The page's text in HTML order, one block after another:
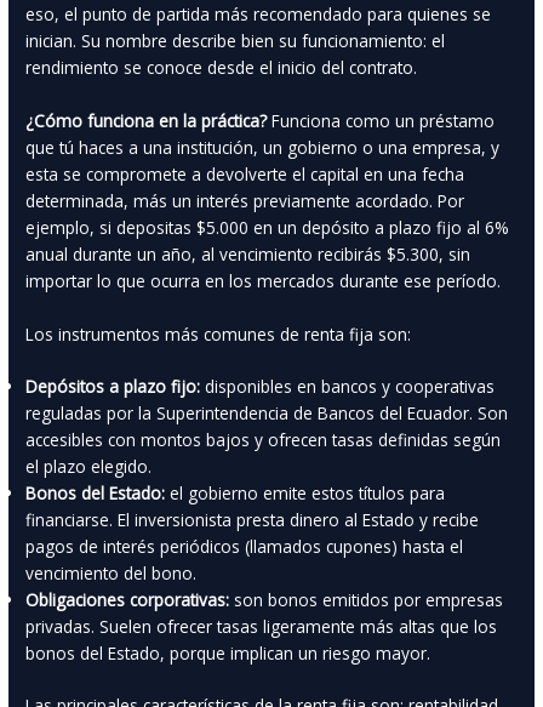
eso, el punto de partida más recomendado para quienes se
inician. Su nombre describe bien su funcionamiento: el
rendimiento se conoce desde el inicio del contrato.
¿Cómo funciona en la práctica?Funciona como un préstamo
que tú haces a una institución, un gobierno o una empresa, y
esta se compromete a devolverte el capital en una fecha
determinada, más un interés previamente acordado. Por
ejemplo, si depositas $5.000 en un depósito a plazo fijo al 6%
anual durante un año, al vencimiento recibirás $5.300, sin
importar lo que ocurra en los mercados durante ese período.
Los instrumentos más comunes de renta fija son:
Depósitos a plazo fijo: disponibles en bancos y cooperativas
reguladas por la Superintendencia de Bancos del Ecuador. Son
accesibles con montos bajos y ofrecen tasas definidas según
el plazo elegido.
Bonos del Estado: el gobierno emite estos títulos para
financiarse. El inversionista presta dinero al Estado y recibe
pagos de interés periódicos (llamados cupones) hasta el
vencimiento del bono.
Obligaciones corporativas: son bonos emitidos por empresas
privadas. Suelen ofrecer tasas ligeramente más altas que los
bonos del Estado, porque implican un riesgo mayor.